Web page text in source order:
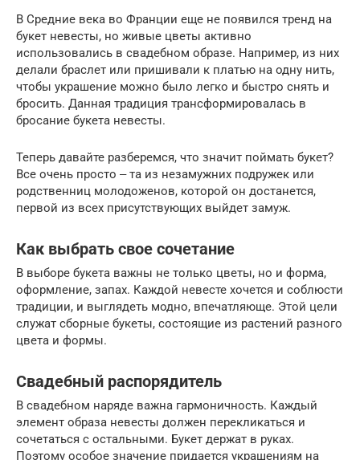
В Средние века во Франции еще не появился тренд на
букет невесты, но живые цветы активно
использовались в свадебном образе. Например, из них
делали браслет или пришивали к платью на одну нить,
чтобы украшение можно было легко и быстро снять и
бросить. Данная традиция трансформировалась в
бросание букета невесты.
Теперь давайте разберемся, что значит поймать букет?
Все очень просто ‒ та из незамужних подружек или
родственниц молодоженов, которой он достанется,
первой из всех присутствующих выйдет замуж.
Как выбрать свое сочетание
В выборе букета важны не только цветы, но и форма,
оформление, запах. Каждой невесте хочется и соблюсти
традиции, и выглядеть модно, впечатляюще. Этой цели
служат сборные букеты, состоящие из растений разного
цвета и формы.
Свадебный распорядитель
В свадебном наряде важна гармоничность. Каждый
элемент образа невесты должен перекликаться и
сочетаться с остальными. Букет держат в руках.
Поэтому особое значение придается украшениям на